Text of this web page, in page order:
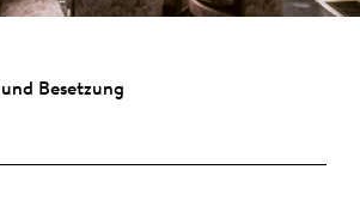
Besetzung